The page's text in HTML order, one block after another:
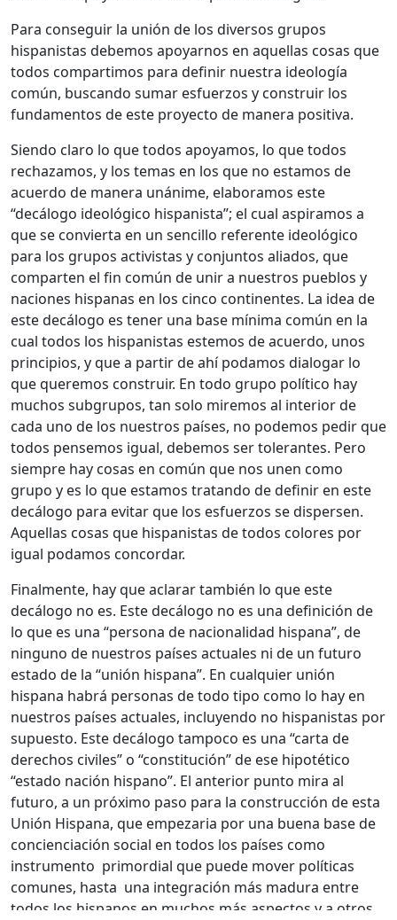
Para conseguir la unión de los diversos grupos
hispanistas debemos apoyarnos en aquellas cosas que
todos compartimos para definir nuestra ideología
común, buscando sumar esfuerzos y construir los
fundamentos de este proyecto de manera positiva.
Siendo claro lo que todos apoyamos, lo que todos
rechazamos, y los temas en los que no estamos de
acuerdo de manera unánime, elaboramos este
“decálogo ideológico hispanista”; el cual aspiramos a
que se convierta en un sencillo referente ideológico
para los grupos activistas y conjuntos aliados, que
comparten el fin común de unir a nuestros pueblos y
naciones hispanas en los cinco continentes. La idea de
este decálogo es tener una base mínima común en la
cual todos los hispanistas estemos de acuerdo, unos
principios, y que a partir de ahí podamos dialogar lo
que queremos construir. En todo grupo político hay
muchos subgrupos, tan solo miremos al interior de
cada uno de los nuestros países, no podemos pedir que
todos pensemos igual, debemos ser tolerantes. Pero
siempre hay cosas en común que nos unen como
grupo y es lo que estamos tratando de definir en este
decálogo para evitar que los esfuerzos se dispersen.
Aquellas cosas que hispanistas de todos colores por
igual podamos concordar.
Finalmente, hay que aclarar también lo que este
decálogo no es. Este decálogo no es una definición de
lo que es una “persona de nacionalidad hispana”, de
ninguno de nuestros países actuales ni de un futuro
estado de la “unión hispana”. En cualquier unión
hispana habrá personas de todo tipo como lo hay en
nuestros países actuales, incluyendo no hispanistas por
supuesto. Este decálogo tampoco es una “carta de
derechos civiles” o “constitución” de ese hipotético
“estado nación hispano”. El anterior punto mira al
futuro, a un próximo paso para la construcción de esta
Unión Hispana, que empezaria por una buena base de
concienciación social en todos los países como
instrumento primordial que puede mover políticas
comunes, hasta una integración más madura entre
todos los hispanos en muchos más aspectos y a otros